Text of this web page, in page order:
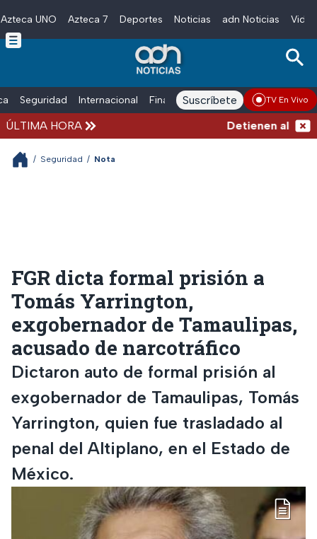
Skip to main content
Azteca UNO Azteca 7 Deportes Noticias adn Noticias
Seguridad Internacional Finanzas adn Noticias Radio
Suscríbete TV En Vivo
ÚLTIMA HORA Detienen al
/ Seguridad / Nota
FGR dicta formal prisión a
Tomás Yarrington,
exgobernador de Tamaulipas,
acusado de narcotráfico
Dictaron auto de formal prisión al
exgobernador de Tamaulipas, Tomás
Yarrington, quien fue trasladado al
penal del Altiplano, en el Estado de
México.